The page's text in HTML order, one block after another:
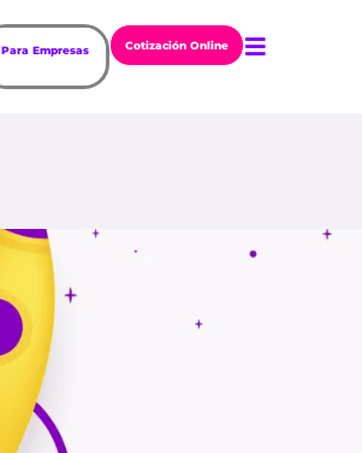
Para Empresas Cotización Online